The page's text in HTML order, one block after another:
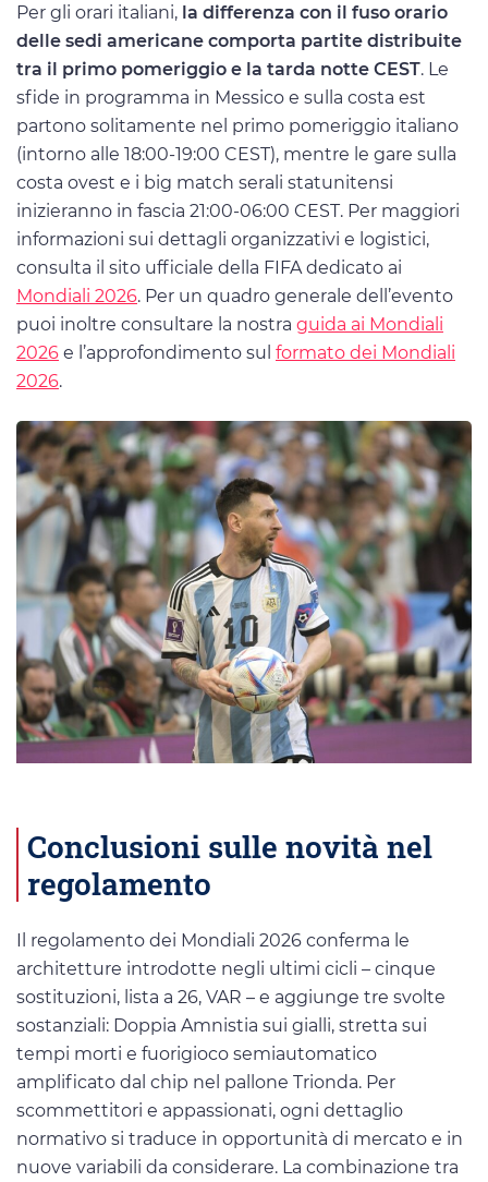
Per gli orari italiani, la differenza con il fuso orario
delle sedi americane comporta partite distribuite
tra il primo pomeriggio e la tarda notte CEST. Le
sfide in programma in Messico e sulla costa est
partono solitamente nel primo pomeriggio italiano
(intorno alle 18:00-19:00 CEST), mentre le gare sulla
costa ovest e i big match serali statunitensi
inizieranno in fascia 21:00-06:00 CEST. Per maggiori
informazioni sui dettagli organizzativi e logistici,
consulta il sito ufficiale della FIFA dedicato ai
Mondiali 2026. Per un quadro generale dell’evento
puoi inoltre consultare la nostra guida ai Mondiali
2026 e l’approfondimento sul formato dei Mondiali
2026.
Conclusioni sulle novità nel
regolamento
Il regolamento dei Mondiali 2026 conferma le
architetture introdotte negli ultimi cicli – cinque
sostituzioni, lista a 26, VAR – e aggiunge tre svolte
sostanziali: Doppia Amnistia sui gialli, stretta sui
tempi morti e fuorigioco semiautomatico
amplificato dal chip nel pallone Trionda. Per
scommettitori e appassionati, ogni dettaglio
normativo si traduce in opportunità di mercato e in
nuove variabili da considerare. La combinazione tra